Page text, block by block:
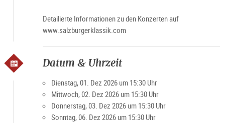
Detailierte Informationen zu den Konzerten auf
www.salzburgerklassik.com
Datum & Uhrzeit
Dienstag, 01. Dez 2026 um 15:30 Uhr
Mittwoch, 02. Dez 2026 um 15:30 Uhr
Donnerstag, 03. Dez 2026 um 15:30 Uhr
Sonntag, 06. Dez 2026 um 15:30 Uhr